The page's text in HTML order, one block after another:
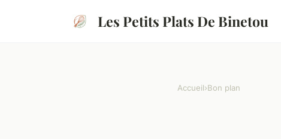
Les Petits Plats De Binetou
Accueil›Bon plan